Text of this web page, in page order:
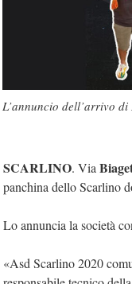
L’annuncio dell’arrivo
SCARLINO. Via
panchina dello Scarlino
Lo annuncia la società
«Asd Scarlino 2020